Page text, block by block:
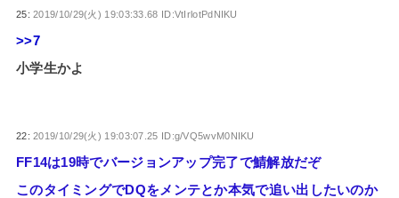
25:2019/10/29(火) 19:03:33.68 ID:VtIrlotPdNIKU
>>7
小学生かよ
22:2019/10/29(火) 19:03:07.25 ID:g/VQ5wvM0NIKU
FF14は19時でバージョンアップ完了で鯖解放だぞ
このタイミングでDQをメンテとか本気で追い出したいのか